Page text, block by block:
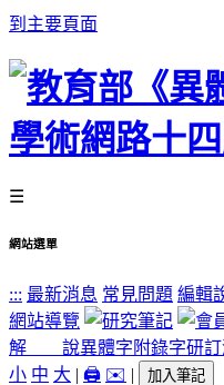
到主要頁面
☰
網站選單
::: 最新消息 常見問題 編輯
網站導覽
解 說異體字 附錄字研
小 中 大 | 🖨️ ✉️ | 加入筆記